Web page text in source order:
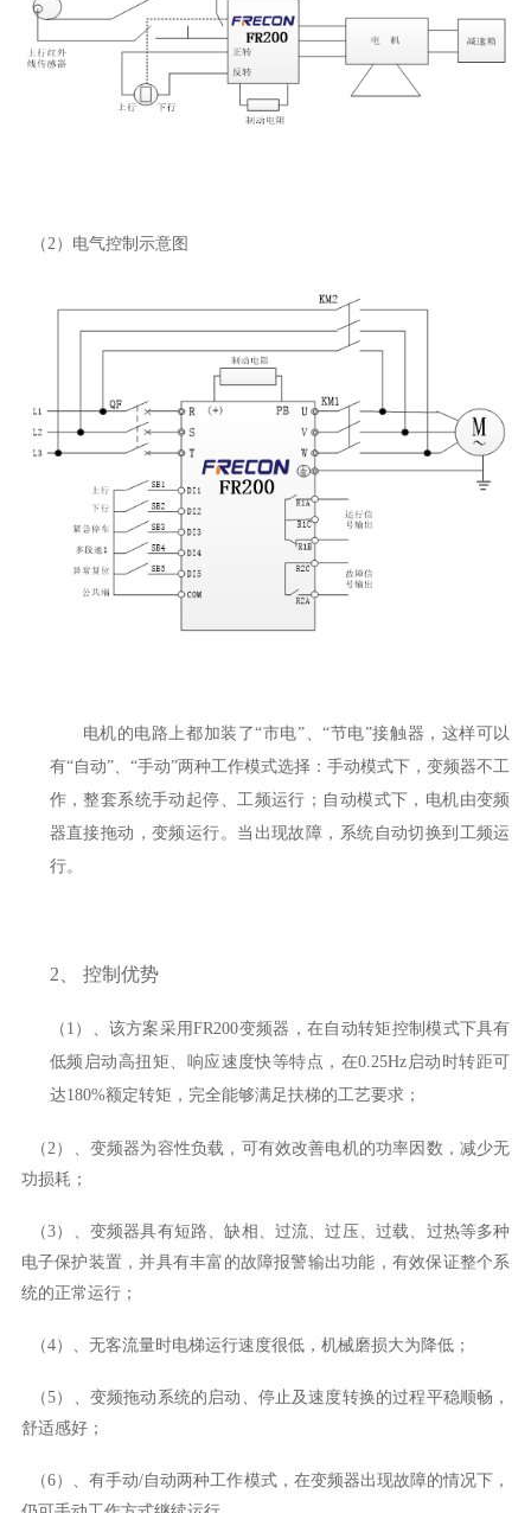
（2）电气控制示意图
电机的电路上都加装了“市电”、“节电”接触器，这样可以
有“自动”、“手动”两种工作模式选择：手动模式下，变频器不工
作，整套系统手动起停、工频运行；自动模式下，电机由变频
器直接拖动，变频运行。当出现故障，系统自动切换到工频运
行。
2、 控制优势
（ 1）、 该方案采用FR200变频器，在自动转矩控制模式下具有
低频启动 高扭矩、响应速度快等特点，在0.25Hz启动时转距可
达180%额定转矩，完全能够满足扶梯的工艺要求；
（2）、 变频器为容性负载，可有效改善电机的功率因数，减少无
功损耗；
（3）、 变频器具有短路、缺相、 过流、过压、过载、过热等多种
电子保护装置，并具有丰富的故障报警输出功能，有效保证整个系
统的正常运行；
（4）、 无客流量时电梯运行速度很低，机械磨损大为降低；
（5）、 变频拖动系统的启动、停止及速度转换的过程平稳顺畅，
舒适感好；
（6）、 有手动/自动两种工作模式，在变频器出现故障的情况下，